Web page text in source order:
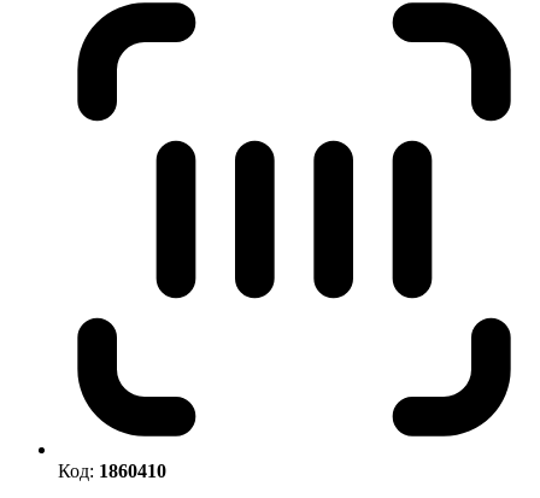
Код: 1860410